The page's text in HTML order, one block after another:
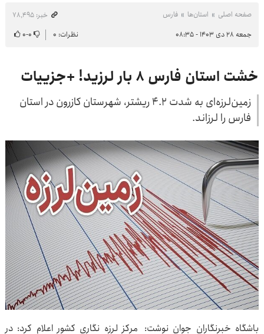
صفحه اصلی استان‌ها فارس
خبر: ۷۸٬۴۹۵
جمعه ۲۸ دی ۱۴۰۳ - ۰۸:۳۵
نظرات: ۰ ۰-۰
خشت استان فارس ۸ بار لرزید! +جزییات
زمین‌لرزه‌ای به شدت ۴.۲ ریشتر، شهرستان کازرون در استان
فارس را لرزاند.
باشگاه خبرنگاران جوان نوشت: مرکز لرزه نگاری کشور اعلام کرد: در